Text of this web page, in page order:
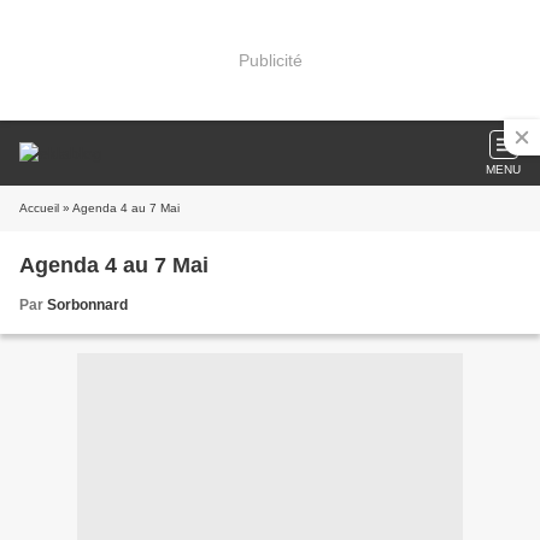
Publicité
MENU
Accueil » Agenda 4 au 7 Mai
Agenda 4 au 7 Mai
Par Sorbonnard